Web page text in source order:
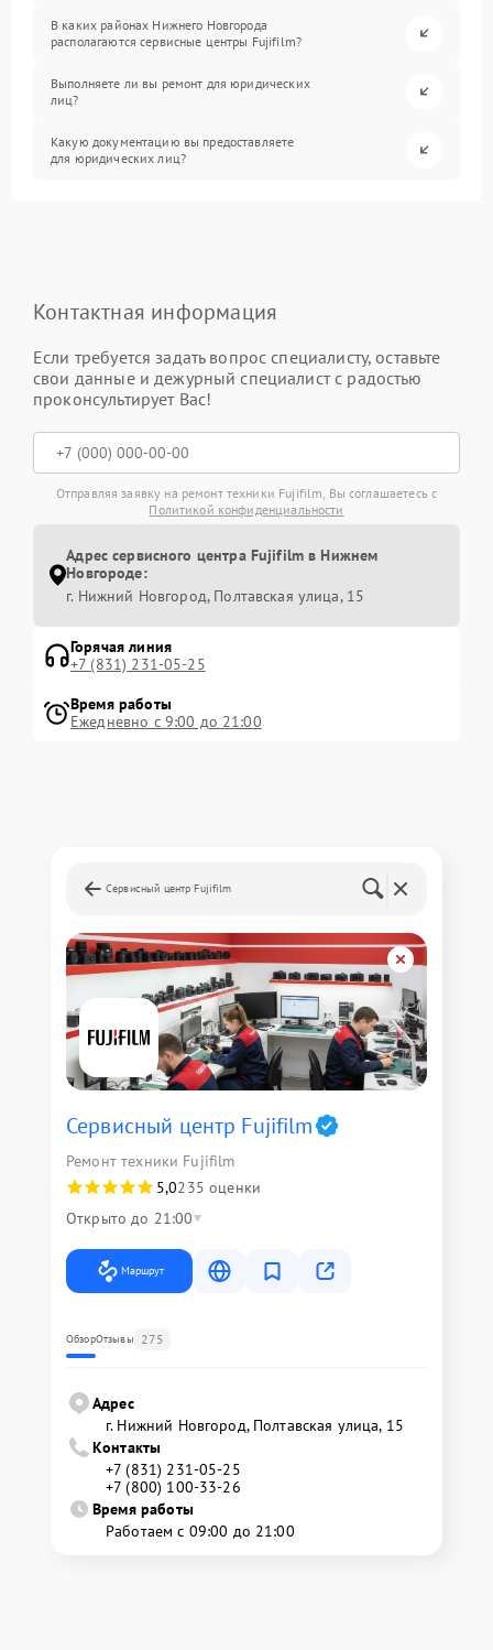
В каких районах Нижнего Новгорода
располагаются сервисные центры Fujifilm?
Выполняете ли вы ремонт для юридических
лиц?
Какую документацию вы предоставляете
для юридических лиц?
Контактная информация
Если требуется задать вопрос специалисту, оставьте
свои данные и дежурный специалист с радостью
проконсультирует Вас!
Отправляя заявку на ремонт техники Fujifilm, Вы соглашаетесь с
Политикой конфиденциальности
Адрес сервисного центра Fujifilm в Нижнем
Новгороде:
г. Нижний Новгород, Полтавская улица, 15
Горячая линия
+7 (831) 231-05-25
Время работы
Ежедневно с 9:00 до 21:00
Сервисный центр Fujifilm
Сервисный центр Fujifilm
Ремонт техники Fujifilm
5,0235 оценки
Открыто до 21:00
Маршрут
ОбзорОтзывы 275
Адрес
г. Нижний Новгород, Полтавская улица, 15
Контакты
+7 (831) 231-05-25
+7 (800) 100-33-26
Время работы
Работаем с 09:00 до 21:00